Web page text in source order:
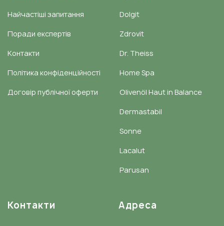
Найчастіші запитання
Поради експертів
Контакти
Політика конфіденційності
Договір публічної оферти
Dolgit
Zdrovit
Dr. Theiss
Home Spa
Olivenöl Haut in Balance
Dermastabil
Sonne
Lacalut
Parusan
Контакти Адреса